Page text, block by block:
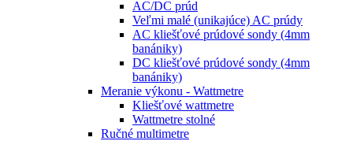
AC/DC prúd
Veľmi malé (unikajúce) AC prúdy
AC kliešťové prúdové sondy (4mm
banániky)
DC kliešťové prúdové sondy (4mm
banániky)
Meranie výkonu - Wattmetre
Kliešťové wattmetre
Wattmetre stolné
Ručné multimetre